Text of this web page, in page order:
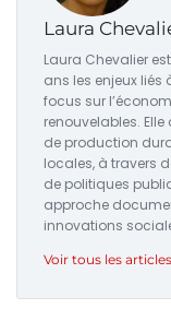
Laura
Laura Chevalier
ans les enjeux liés
focus sur
renouvelables.
de production
locales, à travers
de politiques
approche
innovations
Voir tous les